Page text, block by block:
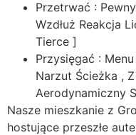
Przetrwać :
Wzdłuż Reakcja
Tierce ]
Przysięgać :
Narzut Ścieżka ,
Aerodynamiczny
Nasze mieszkanie z
hostujące przeszłe